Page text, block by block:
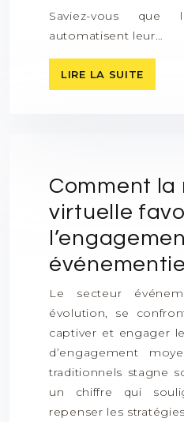
Saviez-vous que
automatisent leur…
LIRE LA SUITE
Comment la
virtuelle
Le secteur
évolution, se
captiver et engager
d’engagement
traditionnels stagne
un chiffre qui
repenser les